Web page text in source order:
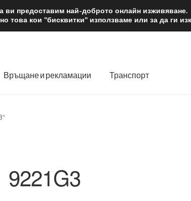
12 лв.
Връщане и рекламации Транспорт
9221G3
ви предоставим най-доброто онлайн изживяване.
това кои "бисквитки" използваме или за да ги